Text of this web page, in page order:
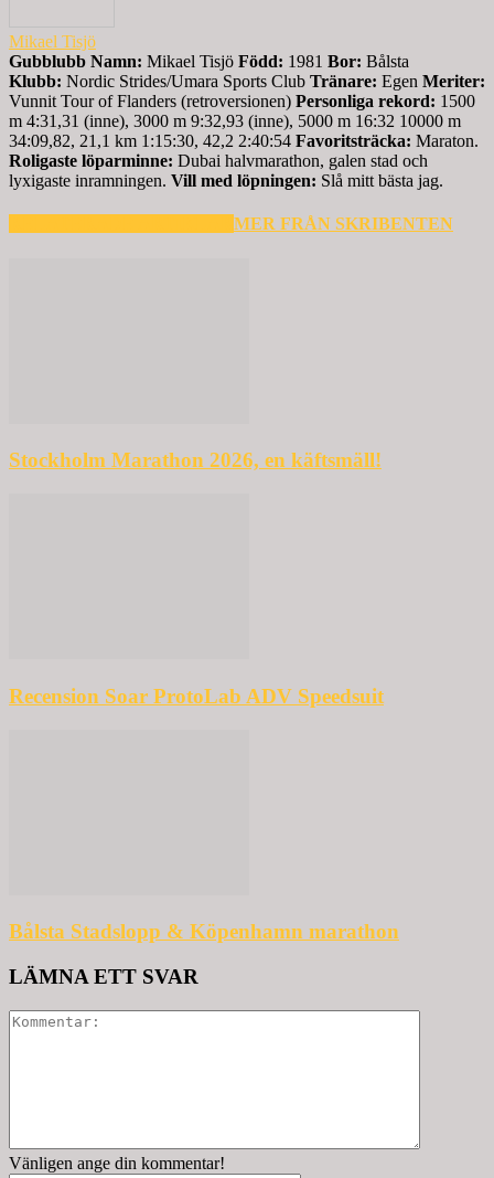
Mikael Tisjö
Gubblubb Namn: Mikael Tisjö Född: 1981 Bor: Bålsta
Klubb: Nordic Strides/Umara Sports Club Tränare: Egen Meriter:
Vunnit Tour of Flanders (retroversionen) Personliga rekord: 1500
m 4:31,31 (inne), 3000 m 9:32,93 (inne), 5000 m 16:32 10000 m
34:09,82, 21,1 km 1:15:30, 42,2 2:40:54 Favoritsträcka: Maraton.
Roligaste löparminne: Dubai halvmarathon, galen stad och
lyxigaste inramningen. Vill med löpningen: Slå mitt bästa jag.
MER FRÅN SKRIBENTEN
Stockholm Marathon 2026, en käftsmäll!
Recension Soar ProtoLab ADV Speedsuit
Bålsta Stadslopp & Köpenhamn marathon
LÄMNA ETT SVAR
Vänligen ange din kommentar!